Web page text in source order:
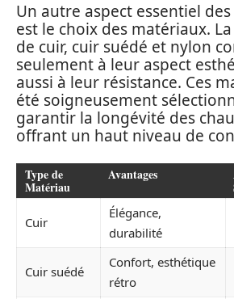
Un autre aspect essentiel
est le choix des matériaux.
de cuir, cuir suédé et nylon
seulement à leur aspect
aussi à leur résistance. Ces
été soigneusement
garantir la longévité des
offrant un haut niveau de
Type de
Matériau
Avantages
Cuir
Élégance,
durabilité
Cuir suédé
Confort, esthétique
rétro